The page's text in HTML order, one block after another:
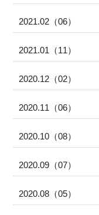
2021.02（06）
2021.01（11）
2020.12（02）
2020.11（06）
2020.10（08）
2020.09（07）
2020.08（05）